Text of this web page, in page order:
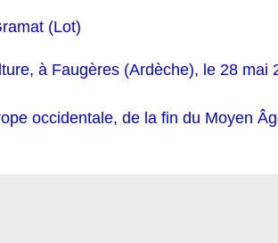
(Lot)
à Faugères (Ardèche), le 28 mai
occidentale, de la fin du Moyen